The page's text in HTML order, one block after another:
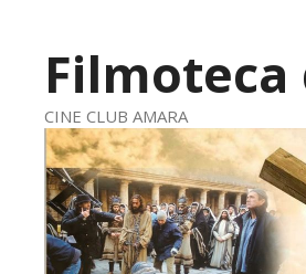
Filmoteca
CINE CLUB AMARA